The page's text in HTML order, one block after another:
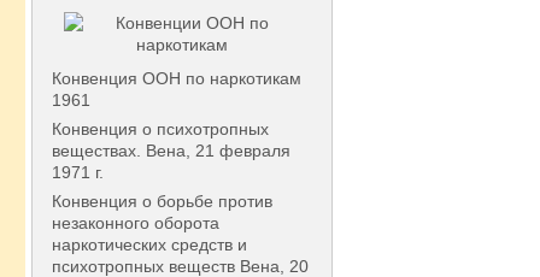
Конвенция ООН по наркотикам
1961
Конвенция о психотропных
веществах. Вена, 21 февраля
1971 г.
Конвенция о борьбе против
незаконного оборота
наркотических средств и
психотропных веществ Вена, 20